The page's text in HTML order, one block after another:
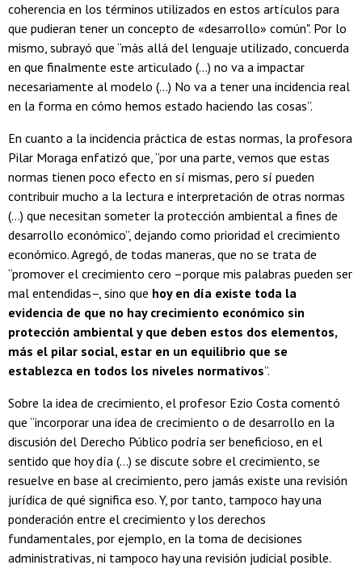
coherencia en los términos utilizados en estos artículos para
que pudieran tener un concepto de «desarrollo» común". Por lo
mismo, subrayó que “más allá del lenguaje utilizado, concuerda
en que finalmente este articulado (…) no va a impactar
necesariamente al modelo (…) No va a tener una incidencia real
en la forma en cómo hemos estado haciendo las cosas”.
En cuanto a la incidencia práctica de estas normas, la profesora
Pilar Moraga enfatizó que, “por una parte, vemos que estas
normas tienen poco efecto en sí mismas, pero sí pueden
contribuir mucho a la lectura e interpretación de otras normas
(…) que necesitan someter la protección ambiental a fines de
desarrollo económico”, dejando como prioridad el crecimiento
económico. Agregó, de todas maneras, que no se trata de
“promover el crecimiento cero –porque mis palabras pueden ser
mal entendidas–, sino que hoy en día existe toda la
evidencia de que no hay crecimiento económico sin
protección ambiental y que deben estos dos elementos,
más el pilar social, estar en un equilibrio que se
establezca en todos los niveles normativos”.
Sobre la idea de crecimiento, el profesor Ezio Costa comentó
que “incorporar una idea de crecimiento o de desarrollo en la
discusión del Derecho Público podría ser beneficioso, en el
sentido que hoy día (…) se discute sobre el crecimiento, se
resuelve en base al crecimiento, pero jamás existe una revisión
jurídica de qué significa eso. Y, por tanto, tampoco hay una
ponderación entre el crecimiento y los derechos
fundamentales, por ejemplo, en la toma de decisiones
administrativas, ni tampoco hay una revisión judicial posible.